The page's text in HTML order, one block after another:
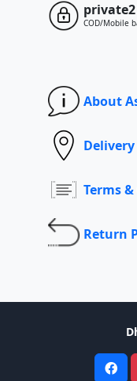
COD/Mobile
About
Terms
Return